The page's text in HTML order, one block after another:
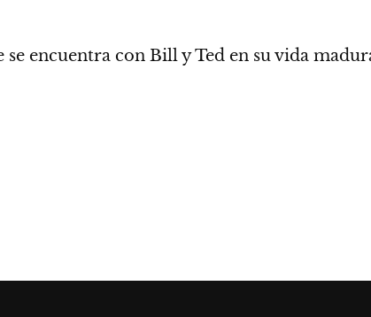
encuentra con Bill y Ted en su vida